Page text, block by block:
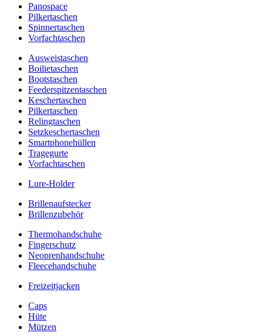
Panospace
Pilkertaschen
Spinnertaschen
Vorfachtaschen
Ausweistaschen
Boilietaschen
Bootstaschen
Feederspitzentaschen
Keschertaschen
Pilkertaschen
Relingtaschen
Setzkeschertaschen
Smartphonehüllen
Tragegurte
Vorfachtaschen
Lure-Holder
Brillenaufstecker
Brillenzubehör
Thermohandschuhe
Fingerschutz
Neoprenhandschuhe
Fleecehandschuhe
Freizeitjacken
Caps
Hüte
Mützen